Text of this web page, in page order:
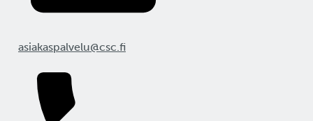
asiakaspalvelu@csc.fi